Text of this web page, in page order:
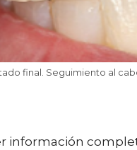
final. Seguimiento al
información